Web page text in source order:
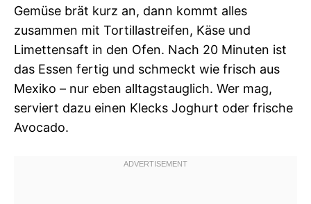
Gemüse brät kurz an, dann kommt alles
zusammen mit Tortillastreifen, Käse und
Limettensaft in den Ofen. Nach 20 Minuten ist
das Essen fertig und schmeckt wie frisch aus
Mexiko – nur eben alltagstauglich. Wer mag,
serviert dazu einen Klecks Joghurt oder frische
Avocado.